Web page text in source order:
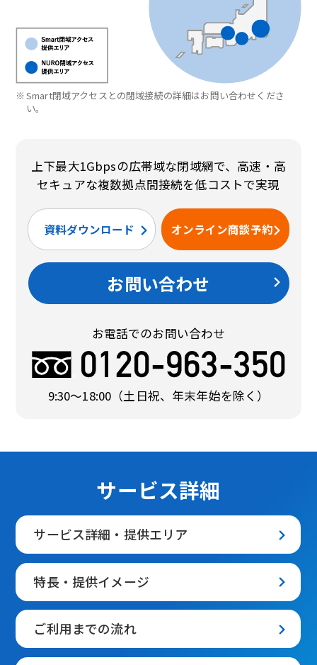
※ Smart閉域アクセスとの閉域接続の詳細はお問い合わせくださ
い。
上下最大1Gbpsの広帯域な閉域網で、高速・高
セキュアな複数拠点間接続を低コストで実現
資料ダウンロード オンライン商談予約
お問い合わせ
お電話でのお問い合わせ
9:30〜18:00 （土日祝、年末年始を除く）
サービス詳細
サービス詳細・提供エリア
特長・提供イメージ
ご利用までの流れ